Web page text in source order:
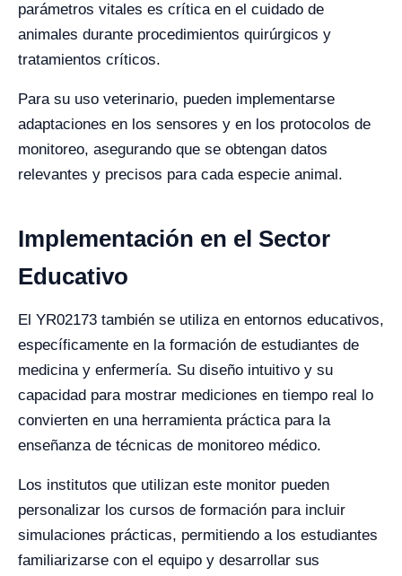
parámetros vitales es crítica en el cuidado de
animales durante procedimientos quirúrgicos y
tratamientos críticos.
Para su uso veterinario, pueden implementarse
adaptaciones en los sensores y en los protocolos de
monitoreo, asegurando que se obtengan datos
relevantes y precisos para cada especie animal.
Implementación en el Sector
Educativo
El YR02173 también se utiliza en entornos educativos,
específicamente en la formación de estudiantes de
medicina y enfermería. Su diseño intuitivo y su
capacidad para mostrar mediciones en tiempo real lo
convierten en una herramienta práctica para la
enseñanza de técnicas de monitoreo médico.
Los institutos que utilizan este monitor pueden
personalizar los cursos de formación para incluir
simulaciones prácticas, permitiendo a los estudiantes
familiarizarse con el equipo y desarrollar sus